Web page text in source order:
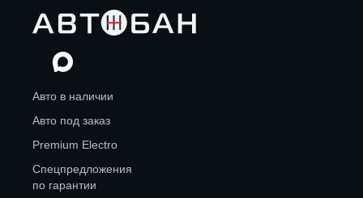
Авто в наличии
Авто под заказ
Premium Electro
Спецпредложения
по гарантии